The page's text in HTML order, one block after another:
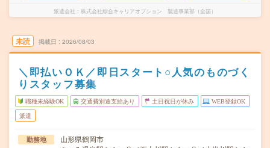
派遣会社 株式会社綜合キャリアオプション 製造事業部（全国）
未読 掲載日 2026/08/03
＼即払いＯＫ／即日スタート○人気のものづく
りスタッフ募集
職種未経験OK 交通費別途支給あり 土日祝日が休み WEB登録OK
派遣
勤務地
山形県鶴岡市